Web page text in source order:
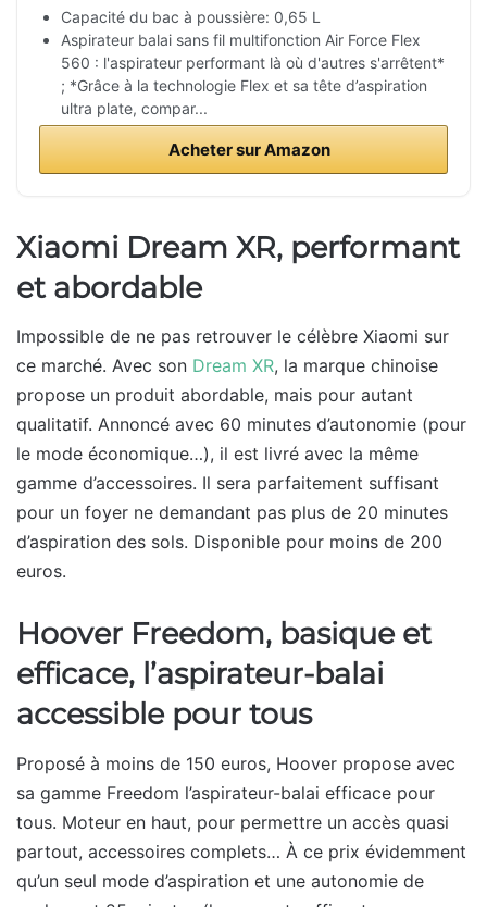
Capacité du bac à poussière: 0,65 L
Aspirateur balai sans fil multifonction Air Force Flex
560 : l'aspirateur performant là où d'autres s'arrêtent*
; *Grâce à la technologie Flex et sa tête d’aspiration
ultra plate, compar...
Acheter sur Amazon
Xiaomi Dream XR, performant
et abordable
Impossible de ne pas retrouver le célèbre Xiaomi sur
ce marché. Avec son Dream XR, la marque chinoise
propose un produit abordable, mais pour autant
qualitatif. Annoncé avec 60 minutes d’autonomie (pour
le mode économique…), il est livré avec la même
gamme d’accessoires. Il sera parfaitement suffisant
pour un foyer ne demandant pas plus de 20 minutes
d’aspiration des sols. Disponible pour moins de 200
euros.
Hoover Freedom, basique et
efficace, l’aspirateur-balai
accessible pour tous
Proposé à moins de 150 euros, Hoover propose avec
sa gamme Freedom l’aspirateur-balai efficace pour
tous. Moteur en haut, pour permettre un accès quasi
partout, accessoires complets… À ce prix évidemment
qu’un seul mode d’aspiration et une autonomie de